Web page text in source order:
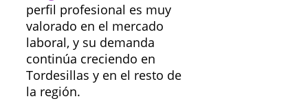
perfil profesional es muy
valorado en el mercado
laboral, y su demanda
continúa creciendo en
Tordesillas y en el resto de
la región.